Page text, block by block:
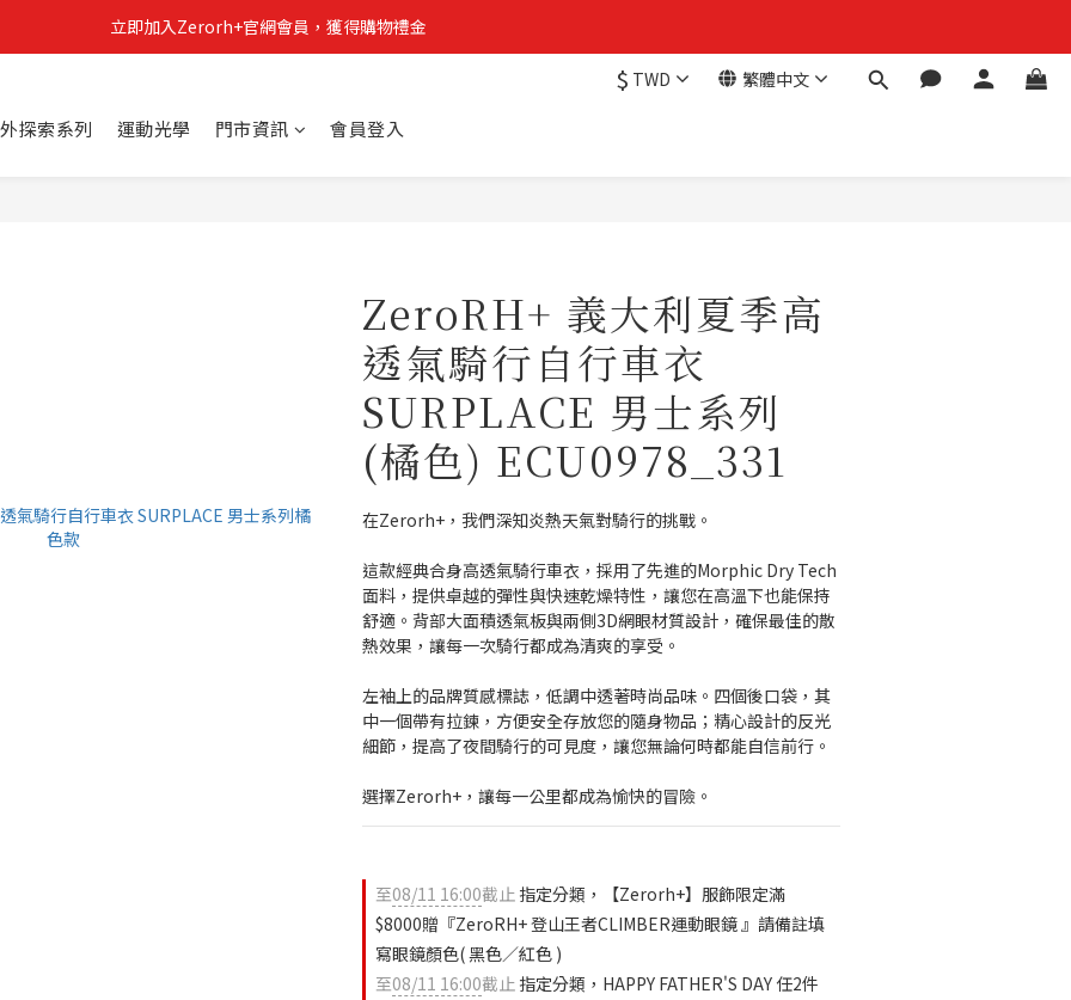
立即加入Zerorh+官網會員，獲得購物禮金
立即加入Zerorh+官網會員，獲得購物禮金
立即加入Zerorh+官網會員，獲得購物禮金
$ TWD 繁體中文
探索系列 運動光學 門市資訊 會員登入
ZeroRH+ 義大利夏季高
透氣騎行自行車衣
SURPLACE 男士系列
(橘色) ECU0978_331
在Zerorh+，我們深知炎熱天氣對騎行的挑戰。
這款經典合身高透氣騎行車衣，採用了先進的Morphic Dry Tech
面料，提供卓越的彈性與快速乾燥特性，讓您在高溫下也能保持
舒適。背部大面積透氣板與兩側3D網眼材質設計，確保最佳的散
熱效果，讓每一次騎行都成為清爽的享受。
左袖上的品牌質感標誌，低調中透著時尚品味。四個後口袋，其
中一個帶有拉鍊，方便安全存放您的隨身物品；精心設計的反光
細節，提高了夜間騎行的可見度，讓您無論何時都能自信前行。
選擇Zerorh+，讓每一公里都成為愉快的冒險。
至08/11 16:00截止 指定分類，【Zerorh+】服飾限定滿
$8000贈『ZeroRH+ 登山王者CLIMBER運動眼鏡 』請備註填
寫眼鏡顏色( 黑色／紅色 )
至08/11 16:00截止 指定分類，HAPPY FATHER'S DAY 任2件